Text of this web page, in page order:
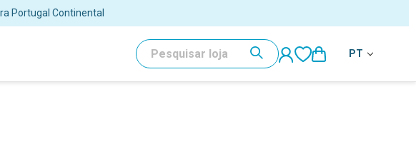
Portugal Continental
PESQUISAR
PT